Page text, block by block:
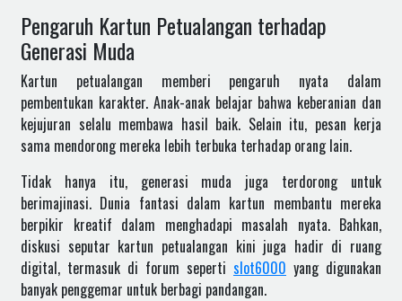
Pengaruh Kartun Petualangan terhadap
Generasi Muda
Kartun petualangan memberi pengaruh nyata dalam
pembentukan karakter. Anak-anak belajar bahwa keberanian dan
kejujuran selalu membawa hasil baik. Selain itu, pesan kerja
sama mendorong mereka lebih terbuka terhadap orang lain.
Tidak hanya itu, generasi muda juga terdorong untuk
berimajinasi. Dunia fantasi dalam kartun membantu mereka
berpikir kreatif dalam menghadapi masalah nyata. Bahkan,
diskusi seputar kartun petualangan kini juga hadir di ruang
digital, termasuk di forum seperti slot6000 yang digunakan
banyak penggemar untuk berbagi pandangan.